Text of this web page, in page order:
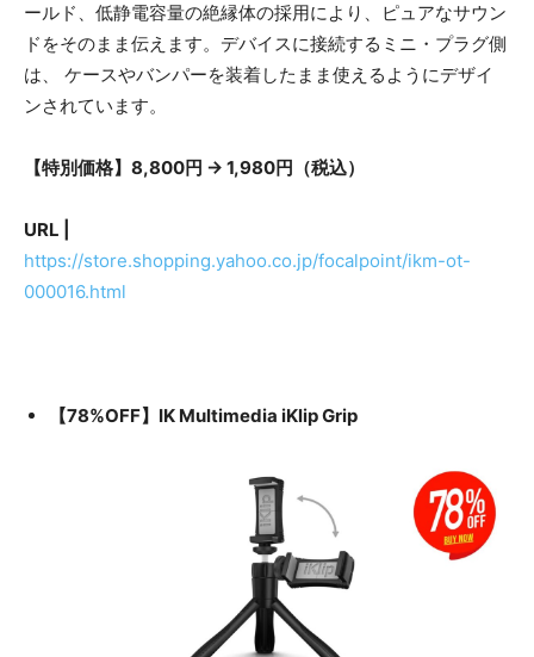
ールド、低静電容量の絶縁体の採用により、ピュアなサウン
ドをそのまま伝えます。デバイスに接続するミニ・プラグ側
は、 ケースやバンパーを装着したまま使えるようにデザイ
ンされています。
【特別価格】8,800円 → 1,980円（税込）
URL |
https://store.shopping.yahoo.co.jp/focalpoint/ikm-ot-
000016.html
【78%OFF】IK Multimedia iKlip Grip